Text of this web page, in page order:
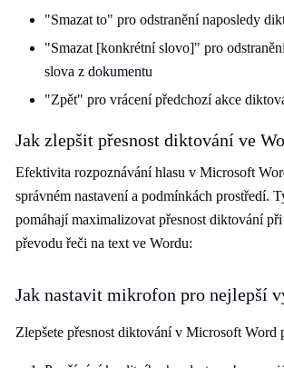
"Smazat to" pro odstranění naposledy
"Smazat [konkrétní slovo]" pro
slova z dokumentu
"Zpět" pro vrácení předchozí akce
Jak zlepšit přesnost diktování ve
Efektivita rozpoznávání hlasu v Microsoft
správném nastavení a podmínkách prostředí.
pomáhají maximalizovat přesnost diktování
převodu řeči na text ve Wordu:
Jak nastavit mikrofon pro nejlepší
Zlepšete přesnost diktování v Microsoft Word